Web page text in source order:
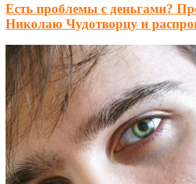
Есть проблемы с деньгами?
Николаю Чудотворцу и